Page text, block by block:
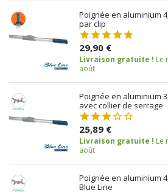
Poignée en aluminium
par clip
29,90 €
Livraison gratuite ! Le
août
Poignée en aluminium
avec collier de serrage
25,89 €
Livraison gratuite ! Le
août
Poignée en aluminium
Blue Line